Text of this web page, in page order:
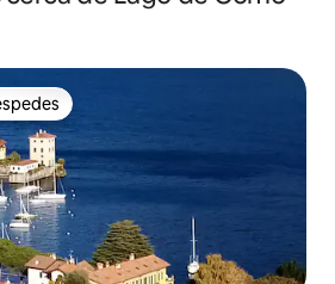
entre huéspedes